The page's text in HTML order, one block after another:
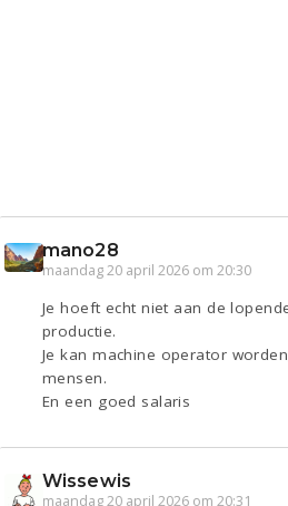
mano28
maandag 20 april 2026 om 20:30
Je hoeft echt niet aan de
productie.
Je kan machine operator
mensen.
En een goed salaris
Wissewis
maandag 20 april 2026 om 20:31